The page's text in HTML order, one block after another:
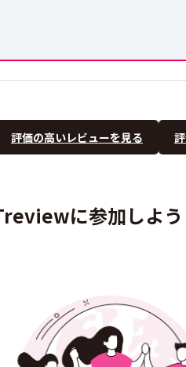
評価の高いレビューを見る
に参加しよう